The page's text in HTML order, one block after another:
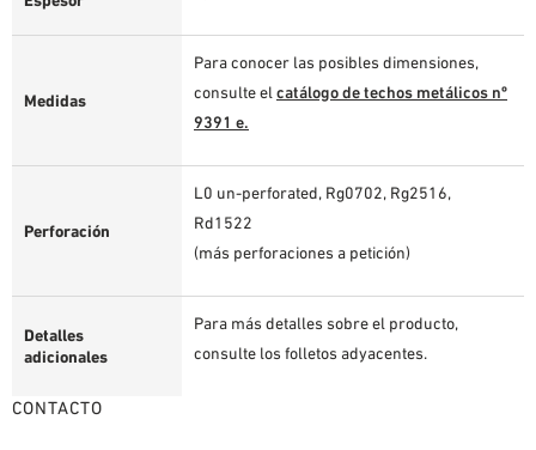
Medidas
Para conocer las posibles dimensiones,
consulte elcatálogo de techos metálicos nº
9391 e.
Perforación
L0 un-perforated, Rg0702, Rg2516,
Rd1522
(más perforaciones a petición)
Detalles
adicionales
Para más detalles sobre el producto,
consulte los folletos adyacentes.
CONTACTO